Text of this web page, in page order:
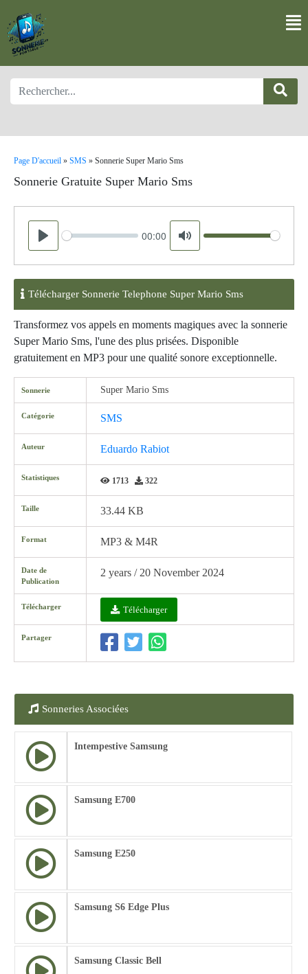
Page D'accueil » SMS » Sonnerie Super Mario Sms
Sonnerie Gratuite Super Mario Sms
Play
Seek 00:00
Mute
Volume
Télécharger Sonnerie Telephone Super Mario Sms
Transformez vos appels en moments magiques avec la sonnerie
Super Mario Sms, l'une des plus prisées. Disponible
gratuitement en MP3 pour une qualité sonore exceptionnelle.
Sonnerie Super Mario Sms
Catégorie SMS
Auteur Eduardo Rabiot
Statistiques 1713 322
Taille 33.44 KB
Format MP3 & M4R
Date de
Publication
2 years / 20 November 2024
Télécharger Télécharger
Partager
Sonneries Associées
Intempestive Samsung
Samsung E700
Samsung E250
Samsung S6 Edge Plus
Samsung Classic Bell